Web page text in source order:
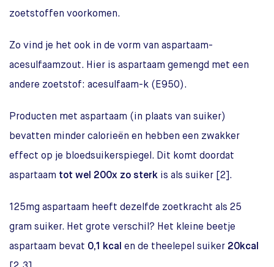
zoetstoffen voorkomen.
Zo vind je het ook in de vorm van aspartaam-
acesulfaamzout. Hier is aspartaam gemengd met een
andere zoetstof: acesulfaam-k (E950).
Producten met aspartaam (in plaats van suiker)
bevatten minder calorieën en hebben een zwakker
effect op je bloedsuikerspiegel. Dit komt doordat
aspartaam tot wel 200x zo sterk is als suiker [2].
125mg aspartaam heeft dezelfde zoetkracht als 25
gram suiker. Het grote verschil? Het kleine beetje
aspartaam bevat 0,1 kcal en de theelepel suiker 20kcal